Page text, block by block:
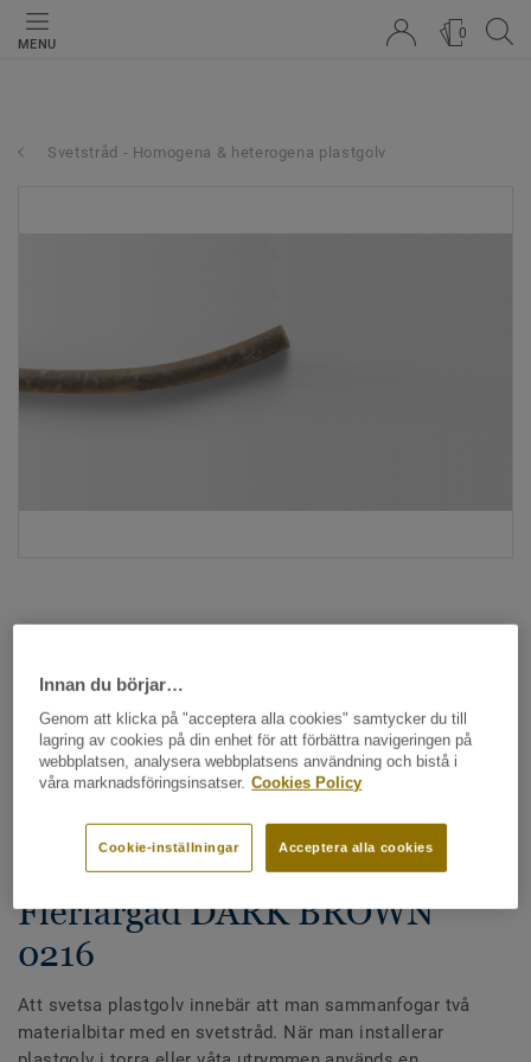
MENU
0
Svetstråd - Homogena & heterogena plastgolv
Hela kollektionen - LRV och NCS (1355)
Alla tillbehör|Svetstråd
Svetstråd - Homogena &
heterogena plastgolv -
Flerfärgad DARK BROWN
0216
Att svetsa plastgolv innebär att man sammanfogar två
materialbitar med en svetstråd. När man installerar
Innan du börjar…
Genom att klicka på "acceptera alla cookies" samtycker du till
lagring av cookies på din enhet för att förbättra navigeringen på
webbplatsen, analysera webbplatsens användning och bistå i
våra marknadsföringsinsatser. Cookies Policy
Acceptera alla cookies
Cookie-inställningar